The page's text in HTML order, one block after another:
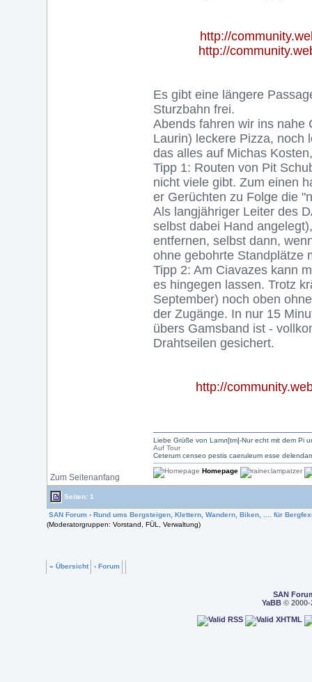
http://
http://
Es gibt eine längere
Sturzbahn frei.
Abends fahren wir ins nahe
Laurin) leckere Pizza, noch
das alles auf Michas
Tipp 1: Routen von Pit
nicht viele gibt. Zum einen
er Gerüchten zu Folge die
Als langjähriger Leiter des
selbst dabei Hand
entfernen, selbst dann,
ohne gebohrte Standplätze
Tipp 2: Am Ciavazes kann
es hingegen lassen. Trotz
September) noch oben
der Zugänge. In nur 15
übers Gamsband ist -
Drahtseilen gesichert.
http://
Zum Seitenanfang
Liebe Grüße von Lamл[tm]-Nur echt mit dem Pi
Auf Tour
Ceterum censeo pestis caeruleum esse
Homepage
Seiten: 1
SAN Forum› Rund ums Bergsteigen, Klettern, Wandern, Biken, .... für
(Moderatorgruppen: Vorstand, FÜL, Verwaltung)
« Übersicht ‹ Forum
SAN
YaBB© 2000-